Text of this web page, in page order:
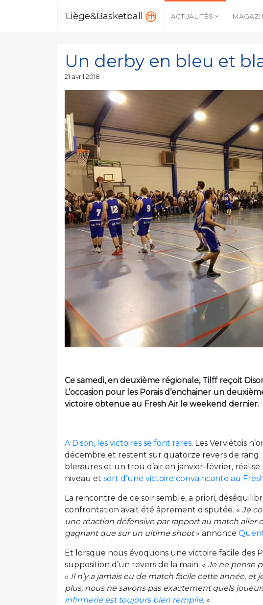
Liège&Basketball ACTUALITÉS
Un derby en bleu et
Publié
21 avril 2018
Ce samedi, en deuxième régionale, Tilff reçoit
L’occasion pour les Porais d’enchainer un
victoire obtenue au Fresh Air le weekend dernier.
A Dison, les victoires se font rares. Les Verviétois
décembre et restent sur quatorze revers de rang.
blessures et un trou d’air en janvier-février,
niveau et sort d’une victoire convaincante au
La rencontre de ce soir semble, a priori,
confrontation avait été âprement disputée. « Je
une réaction défensive par rapport au match aller
gagnant que sur un ultime shoot» annonce
Et lorsque nous évoquons une victoire facile des
supposition d’un revers de la main. « Je ne pense
« Il n’y a jamais eu de match facile cette année, et
plus, nous ne savons pas exactement quels
infirmerie est toujours bien remplie. »